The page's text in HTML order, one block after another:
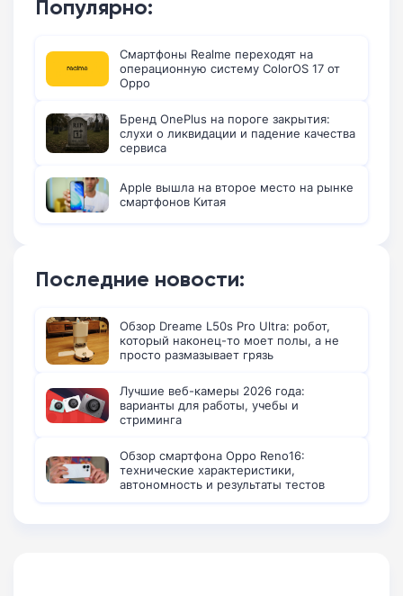
Популярно:
Смартфоны Realme переходят на
операционную систему ColorOS 17 от
Oppo
Бренд OnePlus на пороге закрытия:
слухи о ликвидации и падение качества
сервиса
Apple вышла на второе место на рынке
смартфонов Китая
Последние новости:
Обзор Dreame L50s Pro Ultra: робот,
который наконец-то моет полы, а не
просто размазывает грязь
Лучшие веб-камеры 2026 года:
варианты для работы, учебы и
стриминга
Обзор смартфона Oppo Reno16:
технические характеристики,
автономность и результаты тестов